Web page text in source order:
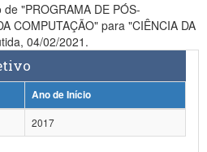
Direitos Humanos
"PROGRAMA DE PÓS-
COMPUTAÇÃO" para "CIÊNCIA DA
04/02/2021.
Ano de Início
2017